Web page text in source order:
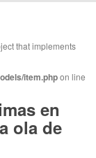
that implements
item.phpon line
en
ola de